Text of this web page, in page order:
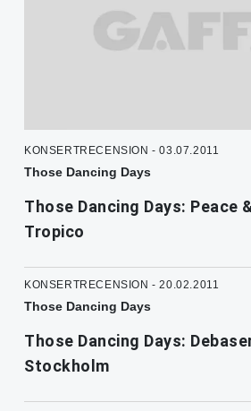
KONSERTRECENSION - 03.07.2011
Those Dancing Days
Those Dancing Days: Peace
Tropico
KONSERTRECENSION - 20.02.2011
Those Dancing Days
Those Dancing Days:
Stockholm